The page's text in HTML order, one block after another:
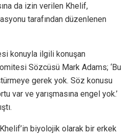
da izin verilen Khelif,
tarafından düzenlenen
konuyla ilgili konuşan
Sözcüsü Mark Adams; ‘Bu
gerek yok. Söz konusu
var ve yarışmasına engel yok.’
biyolojik olarak bir erkek